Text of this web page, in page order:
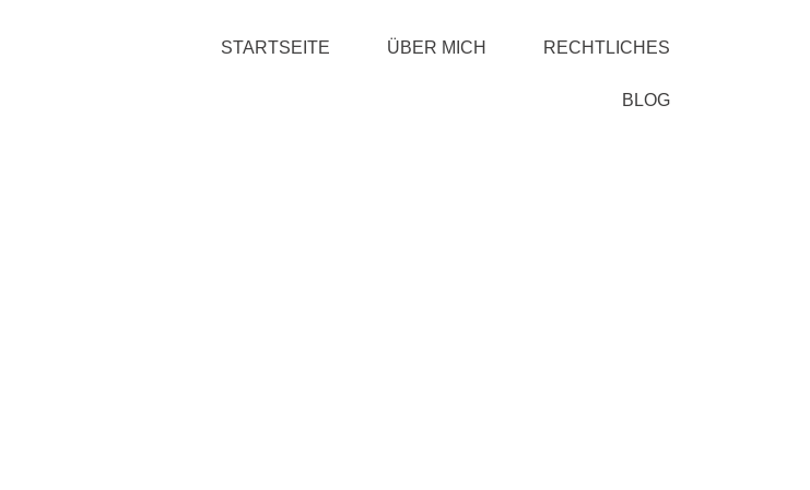
STARTSEITE ÜBER MICH RECHTLICHES
BLOG